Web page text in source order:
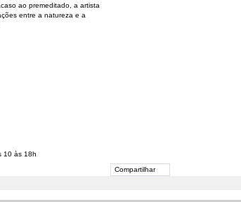
ao premeditado, a artista
entre a natureza e a
10 às 18h
Compartilhar